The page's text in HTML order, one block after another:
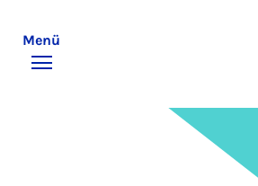
Menü